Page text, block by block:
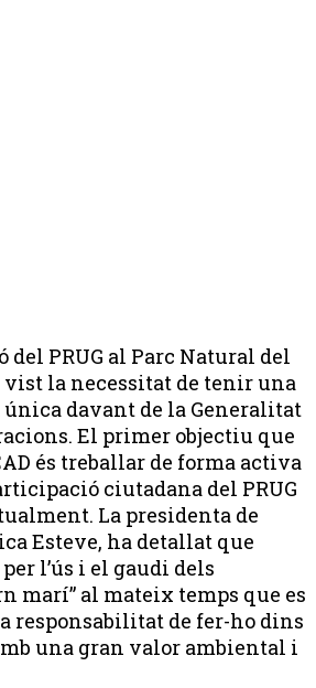
PRUG al Parc Natural del
vist la necessitat de tenir una
davant de la Generalitat
El primer objectiu que
és treballar de forma activa
ciutadana del PRUG
La presidenta de
Esteve, ha detallat que
l’ús i el gaudi dels
marí” al mateix temps que es
responsabilitat de fer-ho dins
una gran valor ambiental i